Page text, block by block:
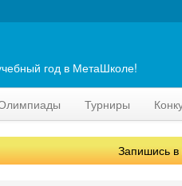
год в МетаШколе!
Турниры
Запишись в